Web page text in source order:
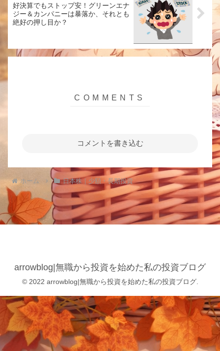
好決算でもストップ安！グリーンエナ
ジー＆カンパニーは暴落か、それとも
絶好の押し目か？
コメントを書き込む
ホーム 日本株｜少額・長期投資
arrowblog|無職から投資を始めた私の投資ブログ
© 2022 arrowblog|無職から投資を始めた私の投資ブログ.